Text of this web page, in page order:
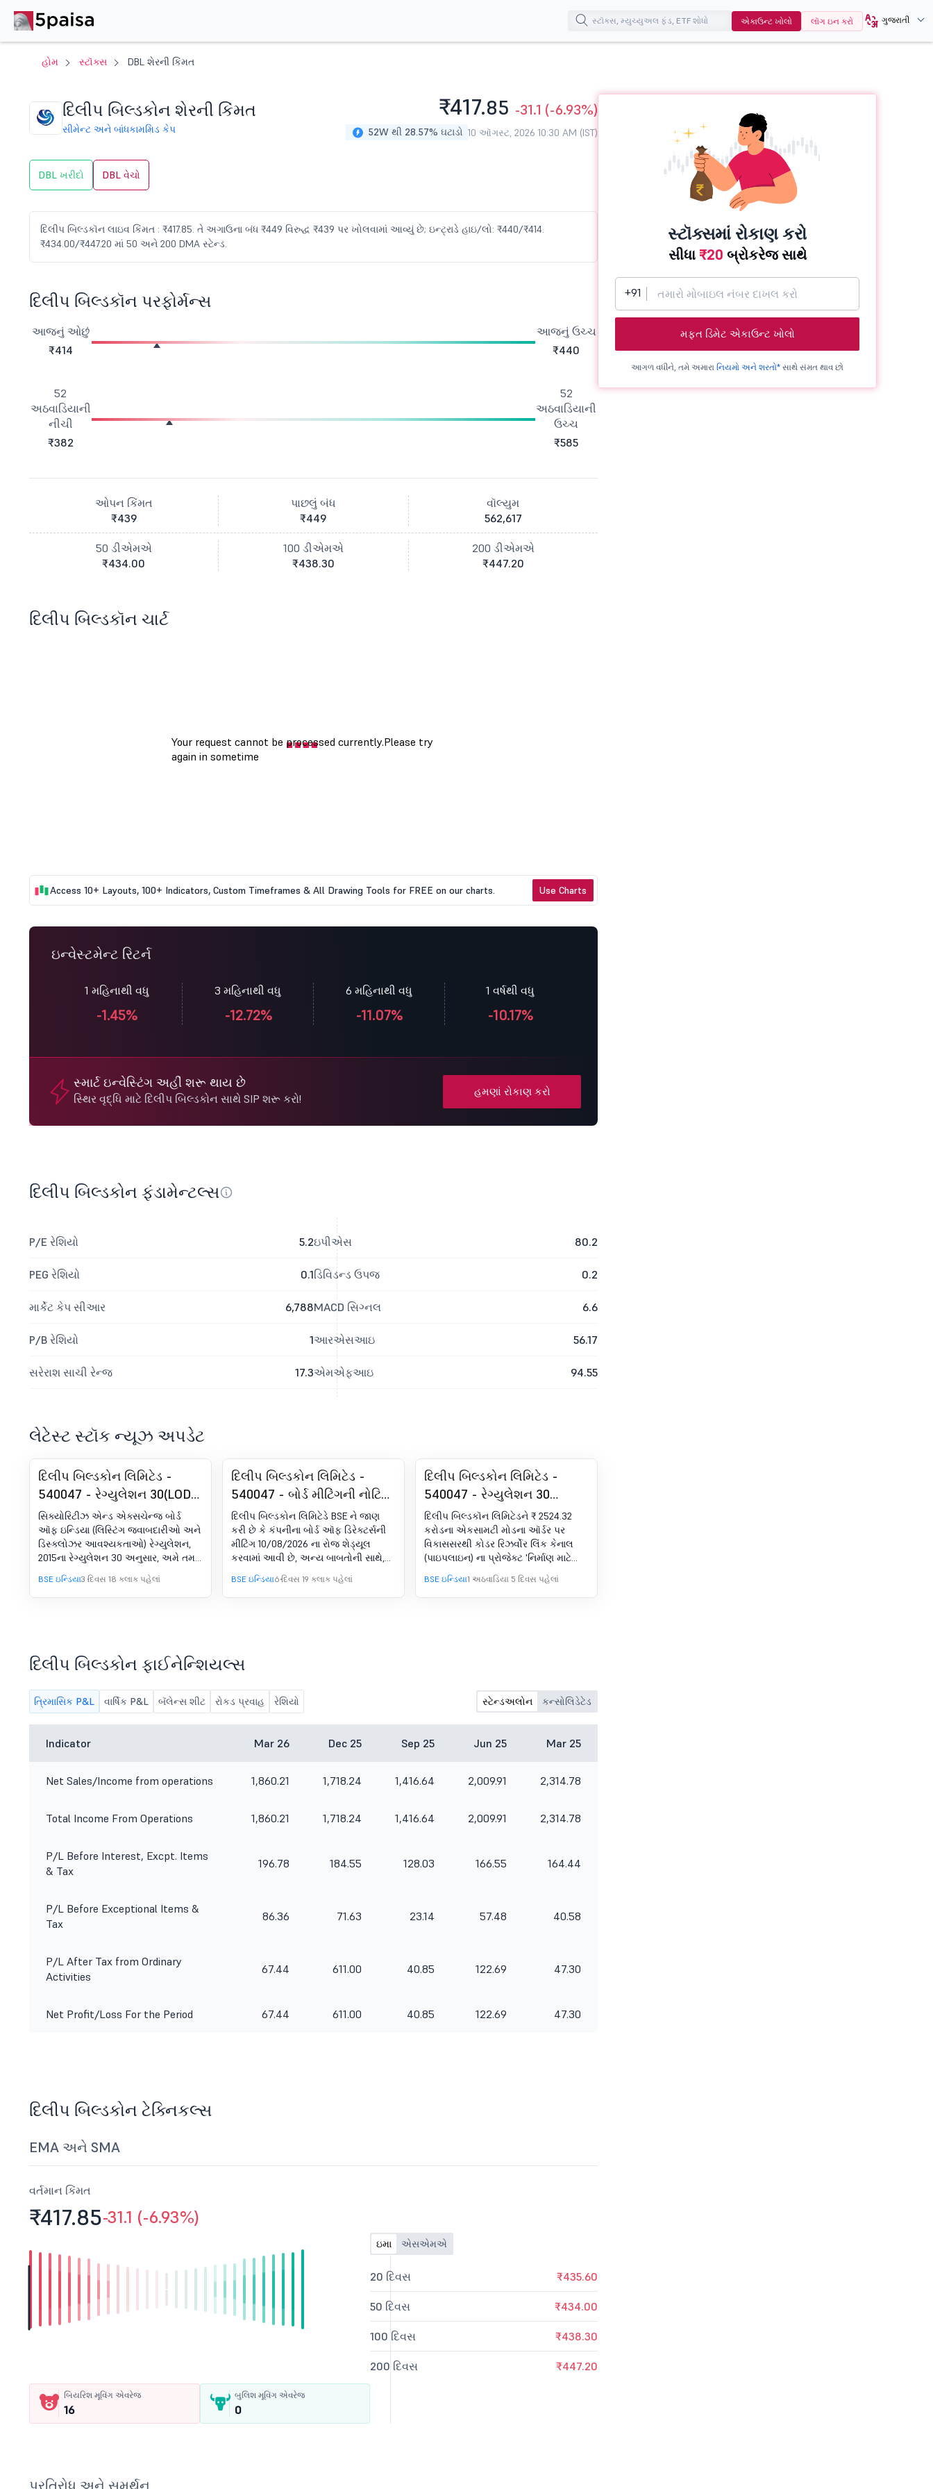
એકાઉન્ટ ખોલો લૉગ ઇન કરો ગુજરાતી
હોમ સ્ટૉક્સ DBL શેરની કિંમત
દિલીપ બિલ્ડકોન શેરની કિંમત
સીમેન્ટ અને બાંધકામમિડ કેપ
₹417.85 -31.1 (-6.93%)
52W થી 28.57% ઘટાડો 10 ઑગસ્ટ, 2026 10:30 AM (IST)
DBL ખરીદો DBL વેચો
દિલીપ બિલ્ડકૉન લાઇવ કિંમત : ₹417.85. તે અગાઉના બંધ ₹449 વિરુદ્ધ ₹439 પર ખોલવામાં આવ્યું છે; ઇન્ટ્રાડે હાઇ/લો: ₹440/₹414.
₹434.00/₹447.20 માં 50 અને 200 DMA સ્ટેન્ડ.
દિલીપ બિલ્ડકૉન પરફોર્મન્સ
આજનું ઓછું
₹414
આજનું ઉચ્ચ
₹440
52
અઠવાડિયાની
નીચી
₹382
52
અઠવાડિયાની
ઉચ્ચ
₹585
ઓપન કિંમત
₹439
પાછલું બંધ
₹449
વૉલ્યુમ
562,617
50 ડીએમએ
₹434.00
100 ડીએમએ
₹438.30
200 ડીએમએ
₹447.20
દિલીપ બિલ્ડકૉન ચાર્ટ
Access 10+ Layouts, 100+ Indicators, Custom Timeframes & All Drawing Tools for FREE on our charts. Use Charts
ઇન્વેસ્ટમેન્ટ રિટર્ન
1 મહિનાથી વધુ
-1.45%
3 મહિનાથી વધુ
-12.72%
6 મહિનાથી વધુ
-11.07%
1 વર્ષથી વધુ
-10.17%
સ્માર્ટ ઇન્વેસ્ટિંગ અહીં શરૂ થાય છે
સ્થિર વૃદ્ધિ માટે દિલીપ બિલ્ડકોન સાથે SIP શરૂ કરો!
હમણાં રોકાણ કરો
દિલીપ બિલ્ડકોન ફંડામેન્ટલ્સ
P/E રેશિયો 5.2
PEG રેશિયો 0.1
માર્કેટ કેપ સીઆર 6,788
P/B રેશિયો 1
સરેરાશ સાચી રેન્જ 17.3
ઇપીએસ 80.2
ડિવિડન્ડ ઉપજ 0.2
MACD સિગ્નલ 6.6
આરએસઆઇ 56.17
એમએફઆઇ 94.55
લેટેસ્ટ સ્ટૉક ન્યૂઝ અપડેટ
દિલીપ બિલ્ડકોન લિમિટેડ -
540047 - રેગ્યુલેશન 30(LODR)
હેઠળ જાહેરાત - એનાલિસ્ટ/
ઇન્વેસ્ટર મીટિંગ - સૂચના
સિક્યોરિટીઝ એન્ડ એક્સચેન્જ બોર્ડ
ઑફ ઇન્ડિયા (લિસ્ટિંગ જવાબદારીઓ અને
ડિસ્ક્લોઝર આવશ્યકતાઓ) રેગ્યુલેશન,
2015ના રેગ્યુલેશન 30 અનુસાર, અમે તમને
જાણ કરવા માંગીએ છીએ કે કંપનીએ
વિશ્લેષકો અને રોકાણકારો માટે 30 જૂન,
2026ના રોજ સમાપ્ત થયેલ ત્રિમાસિક માટે
આયોજિત કરવા માટે કૉન્ફરન્સ કૉલ
શેડ્યૂલ કર્યો છે.
BSE ઇન્ડિયા3 દિવસ 18 કલાક પહેલાં
દિલીપ બિલ્ડકોન લિમિટેડ -
540047 - બોર્ડ મીટિંગની નોટિસ
માટે બોર્ડ મીટિંગની સૂચના
દિલીપ બિલ્ડકોન લિમિટેડે BSE ને જાણ
કરી છે કે કંપનીના બોર્ડ ઑફ ડિરેક્ટર્સની
મીટિંગ 10/08/2026 ના રોજ શેડ્યૂલ
કરવામાં આવી છે, અન્ય બાબતોની સાથે,
SEBI (લિસ્ટિંગ જવાબદારીઓ અને
ડિસ્ક્લોઝર આવશ્યકતાઓ) રેગ્યુલેશન,
2015 ની જોગવાઈઓને ધ્યાનમાં લેવા અને
નં. 5 પર, ગોવિંદ નારાયણ સિંહ ગેટ, ચુના
માં યોજાશે.
BSE ઇન્ડિયા6 દિવસ 19 કલાક પહેલાં
દિલીપ બિલ્ડકોન લિમિટેડ -
540047 - રેગ્યુલેશન 30
(LODR) હેઠળ જાહેરાત -
ઑર્ડરની રસીદનો પુરસ્કાર
દિલીપ બિલ્ડકૉન લિમિટેડને ₹ 2524.32
કરોડના એકસામટી મોડના ઑર્ડર પર
વિકાસસરથી કોડર રિઝર્વોર લિંક કેનાલ
(પાઇપલાઇન) ના પ્રોજેક્ટ 'નિર્માણ માટે
એલ-1 બિડર તરીકે જાહેર કરવામાં આવી
છે.
BSE ઇન્ડિયા1 અઠવાડિયા 5 દિવસ પહેલાં
દિલીપ બિલ્ડકોન ફાઈનેન્શિયલ્સ
ત્રિમાસિક P&L વાર્ષિક P&L બૅલેન્સ શીટ રોકડ પ્રવાહ રેશિયો સ્ટેન્ડઅલોન કન્સોલિડેટેડ
Indicator Mar 26 Dec 25 Sep 25 Jun 25 Mar 25
Net Sales/Income from operations 1,860.21 1,718.24 1,416.64 2,009.91 2,314.78
Total Income From Operations 1,860.21 1,718.24 1,416.64 2,009.91 2,314.78
P/L Before Interest, Excpt. Items
& Tax
196.78 184.55 128.03 166.55 164.44
P/L Before Exceptional Items &
Tax
86.36 71.63 23.14 57.48 40.58
P/L After Tax from Ordinary
Activities
67.44 611.00 40.85 122.69 47.30
Net Profit/Loss For the Period 67.44 611.00 40.85 122.69 47.30
દિલીપ બિલ્ડકોન ટેક્નિકલ્સ
EMA અને SMA
વર્તમાન કિંમત
₹417.85-31.1 (-6.93%)
બિયરિશ મૂવિંગ એવરેજ
16
બુલિશ મૂવિંગ એવરેજ
0
ઇમા એસએમએ
20 દિવસ ₹435.60
50 દિવસ ₹434.00
100 દિવસ ₹438.30
200 દિવસ ₹447.20
સ્ટૉક્સમાં રોકાણ કરો
સીધા ₹20 બ્રોકરેજ સાથે
+91
મફત ડિમેટ એકાઉન્ટ ખોલો
આગળ વધીને, તમે અમારા નિયમો અને શરતો* સાથે સંમત થાવ છો